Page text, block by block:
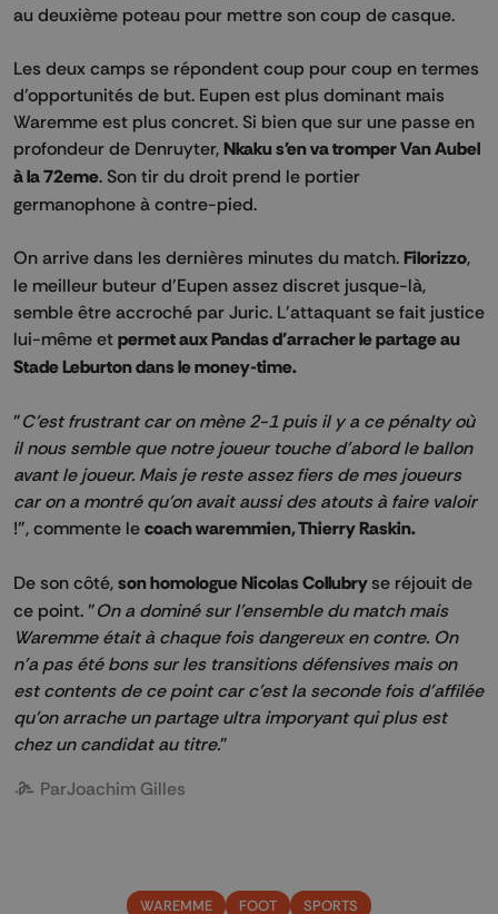
au deuxième poteau pour mettre son coup de casque.
Les deux camps se répondent coup pour coup en termes
d'opportunités de but. Eupen est plus dominant mais
Waremme est plus concret. Si bien que sur une passe en
profondeur de Denruyter, Nkaku s'en va tromper Van Aubel
à la 72eme. Son tir du droit prend le portier
germanophone à contre-pied.
On arrive dans les dernières minutes du match. Filorizzo,
le meilleur buteur d'Eupen assez discret jusque-là,
semble être accroché par Juric. L'attaquant se fait justice
lui-même et permet aux Pandas d'arracher le partage au
Stade Leburton dans le money-time.
"C'est frustrant car on mène 2-1 puis il y a ce pénalty où
il nous semble que notre joueur touche d'abord le ballon
avant le joueur. Mais je reste assez fiers de mes joueurs
car on a montré qu'on avait aussi des atouts à faire valoir
!", commente le coach waremmien, Thierry Raskin.
De son côté, son homologue Nicolas Collubry se réjouit de
ce point. "On a dominé sur l'ensemble du match mais
Waremme était à chaque fois dangereux en contre. On
n'a pas été bons sur les transitions défensives mais on
est contents de ce point car c'est la seconde fois d'affilée
qu'on arrache un partage ultra imporyant qui plus est
chez un candidat au titre."
ParJoachim Gilles
WAREMME FOOT SPORTS